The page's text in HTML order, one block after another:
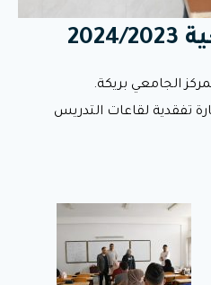
تفقدية لقاعات التدريس